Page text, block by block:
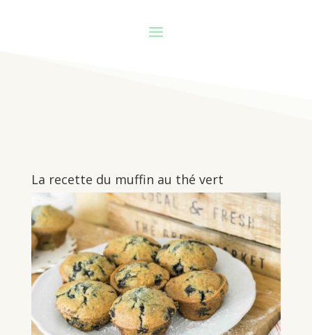
La recette du muffin au thé vert